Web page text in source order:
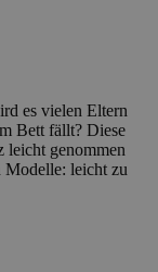
es vielen Eltern
Bett fällt? Diese
leicht genommen
Modelle: leicht zu